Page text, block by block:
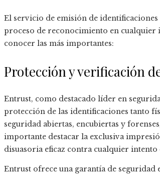
El servicio de emisión de identificaciones
proceso de reconocimiento en cualquier
conocer las más importantes:
Protección y verificación
Entrust, como destacado líder en
protección de las identificaciones tanto
seguridad abiertas, encubiertas y
importante destacar la exclusiva
disuasoria eficaz contra cualquier
Entrust ofrece una garantía de seguridad